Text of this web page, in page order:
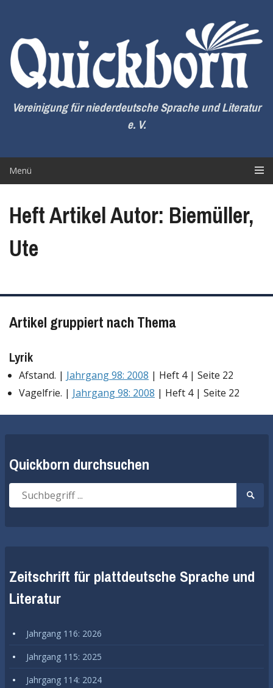
springen
Vereinigung für niederdeutsche Sprache und Literatur
e. V.
Menü
Heft Artikel Autor: Biemüller,
Ute
Artikel gruppiert nach Thema
Lyrik
Afstand. | Jahrgang 98: 2008 | Heft 4 | Seite 22
Vagelfrie. | Jahrgang 98: 2008 | Heft 4 | Seite 22
Quickborn durchsuchen
Suche
nach:
Suche
Zeitschrift für plattdeutsche Sprache und
Literatur
Jahrgang 116: 2026
Jahrgang 115: 2025
Jahrgang 114: 2024